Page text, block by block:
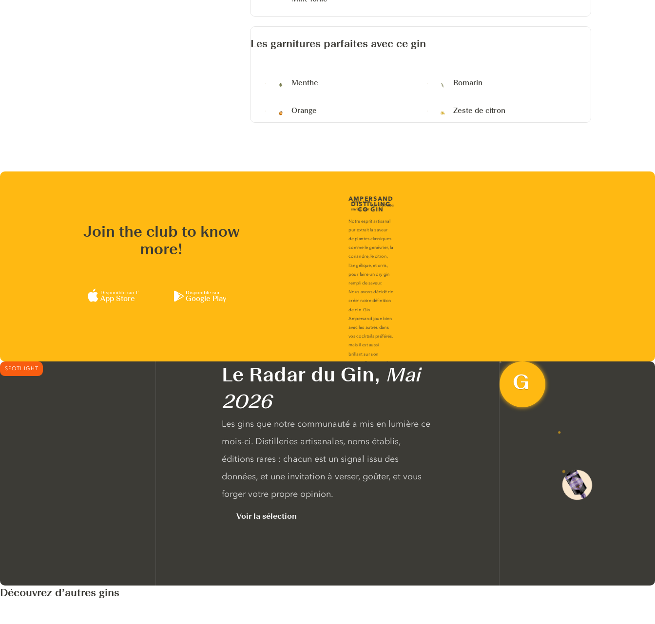
Les garnitures parfaites avec ce gin
Menthe Romarin
Orange Zeste de citron
Join the club to know
more!
Disponible sur l’
App Store
Disponible sur
Google Play
SPOTLIGHT Le Radar du Gin, Mai
2026
Les gins que notre communauté a mis en lumière ce
mois-ci. Distilleries artisanales, noms établis,
éditions rares : chacun est un signal issu des
données, et une invitation à verser, goûter, et vous
forger votre propre opinion.
Voir la sélection
Découvrez d’autres gins